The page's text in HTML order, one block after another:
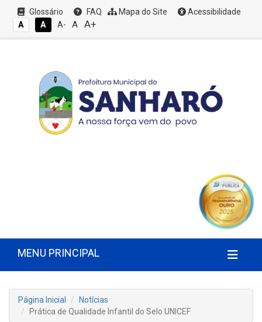
Glossário FAQ Mapa do Site
Acessibilidade
A
A A- A A+
MENU PRINCIPAL
Página Inicial
Notícias
Prática de Qualidade Infantil do Selo UNICEF